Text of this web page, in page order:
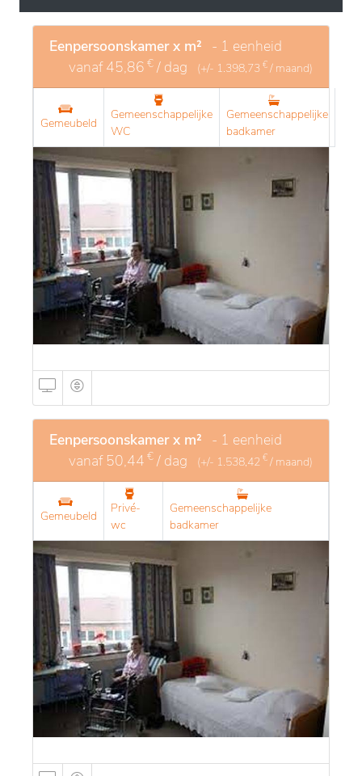
Eenpersoonskamer x m² - 1 eenheid
vanaf45,86 € / dag (+/- 1.398,73 € / maand)
Gemeubeld
Gemeenschappelijke
WC
Gemeenschappelijke
badkamer
Eenpersoonskamer x m² - 1 eenheid
vanaf 50,44 € / dag (+/- 1.538,42 € / maand)
Gemeubeld
Privé-
wc
Gemeenschappelijke
badkamer